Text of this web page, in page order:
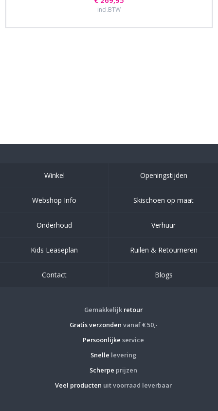
incl.BTW
Winkel Openingstijden
Webshop Info Skischoen op maat
Onderhoud Verhuur
Kids Leaseplan Ruilen & Retourneren
Contact Blogs
Gemakkelijk retour
Gratis verzonden vanaf € 50,-
Persoonlijke service
Snelle levering
Scherpe prijzen
Veel producten uit voorraad leverbaar